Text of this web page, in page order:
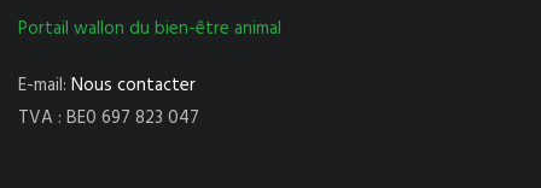
Portail wallon du bien-être animal
E-mail: Nous contacter
TVA : BE0 697 823 047